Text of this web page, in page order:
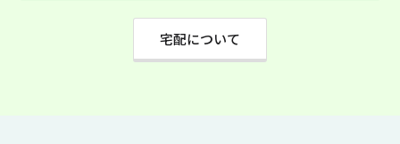
宅配について